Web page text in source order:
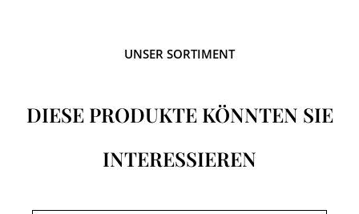
UNSER SORTIMENT
DIESE PRODUKTE KÖNNTEN SIE
INTERESSIEREN